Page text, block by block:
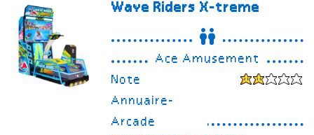
Wave Riders X-treme
Ace Amusement
Note
Annuaire-
Arcade